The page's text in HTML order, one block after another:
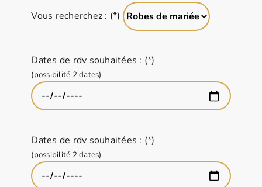
Vous recherchez : (*)
Dates de rdv souhaitées : (*)
(possibilité 2 dates)
Dates de rdv souhaitées : (*)
(possibilité 2 dates)